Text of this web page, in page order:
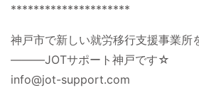
*********************
神戸市で新しい就労移行支援事業所
―――JOTサポート神戸です☆
info@jot-support.com